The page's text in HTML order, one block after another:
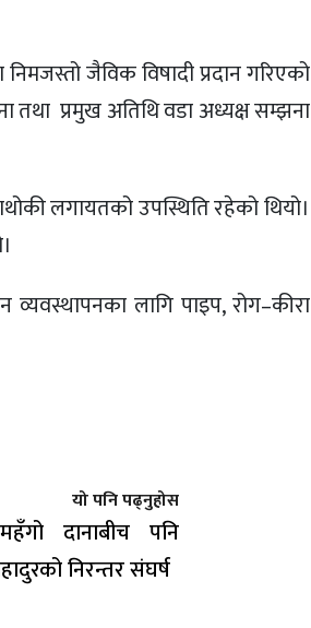
जैविक विषादी प्रदान गरिएको
तथा प्रमुख अतिथि वडा अध्यक्ष सम्झना
लगायतको उपस्थिति रहेको थियो।
लागि पाइप, रोग–कीरा
यो पनि पढ्नुहोस
दानाबीच पनि
निरन्तर संघर्ष